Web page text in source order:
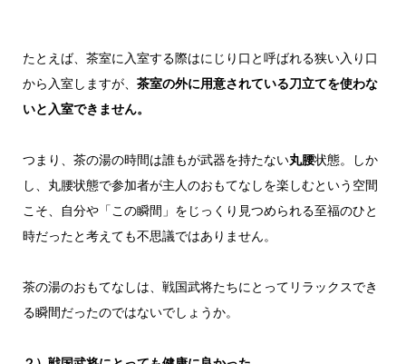
たとえば、茶室に入室する際はにじり口と呼ばれる狭い入り口
から入室しますが、 茶室の外に用意されている刀立てを使わな
いと入室できません。
つまり、茶の湯の時間は誰もが武器を持たない丸腰状態。しか
し、丸腰状態で参加者が主人のおもてなしを楽しむという空間
こそ、自分や「この瞬間」をじっくり見つめられる至福のひと
時だったと考えても不思議ではありません。
茶の湯のおもてなしは、戦国武将たちにとってリラックスでき
る瞬間だったのではないでしょうか。